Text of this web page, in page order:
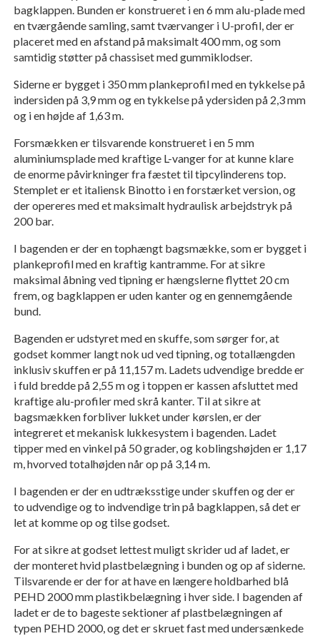
bagklappen. Bunden er konstrueret i en 6 mm alu-plade med
en tværgående samling, samt tværvanger i U-profil, der er
placeret med en afstand på maksimalt 400 mm, og som
samtidig støtter på chassiset med gummiklodser.
Siderne er bygget i 350 mm plankeprofil med en tykkelse på
indersiden på 3,9 mm og en tykkelse på ydersiden på 2,3 mm
og i en højde af 1,63 m.
Forsmækken er tilsvarende konstrueret i en 5 mm
aluminiumsplade med kraftige L-vanger for at kunne klare
de enorme påvirkninger fra fæstet til tipcylinderens top.
Stemplet er et italiensk Binotto i en forstærket version, og
der opereres med et maksimalt hydraulisk arbejdstryk på
200 bar.
I bagenden er der en tophængt bagsmække, som er bygget i
plankeprofil med en kraftig kantramme. For at sikre
maksimal åbning ved tipning er hængslerne flyttet 20 cm
frem, og bagklappen er uden kanter og en gennemgående
bund.
Bagenden er udstyret med en skuffe, som sørger for, at
godset kommer langt nok ud ved tipning, og totallængden
inklusiv skuffen er på 11,157 m. Ladets udvendige bredde er
i fuld bredde på 2,55 m og i toppen er kassen afsluttet med
kraftige alu-profiler med skrå kanter. Til at sikre at
bagsmækken forbliver lukket under kørslen, er der
integreret et mekanisk lukkesystem i bagenden. Ladet
tipper med en vinkel på 50 grader, og koblingshøjden er 1,17
m, hvorved totalhøjden når op på 3,14 m.
I bagenden er der en udtræksstige under skuffen og der er
to udvendige og to indvendige trin på bagklappen, så det er
let at komme op og tilse godset.
For at sikre at godset lettest muligt skrider ud af ladet, er
der monteret hvid plastbelægning i bunden og op af siderne.
Tilsvarende er der for at have en længere holdbarhed blå
PEHD 2000 mm plastikbelægning i hver side. I bagenden af
ladet er de to bageste sektioner af plastbelægningen af
typen PEHD 2000, og det er skruet fast med undersænkede